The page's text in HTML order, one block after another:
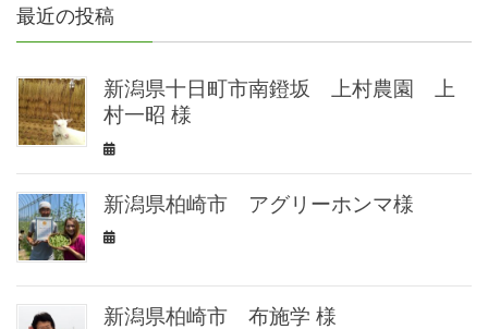
最近の投稿
新潟県十日町市南鐙坂 上村農園 上
村一昭 様
新潟県柏崎市 アグリーホンマ様
新潟県柏崎市 布施学 様